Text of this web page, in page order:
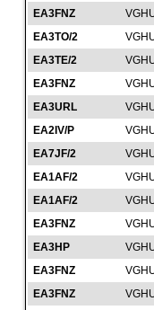
EA3FNZ
EA3TO/2
EA3TE/2
EA3FNZ
EA3URL
EA2IV/P
EA7JF/2
EA1AF/2
EA1AF/2
EA3FNZ
EA3HP
EA3FNZ
EA3FNZ